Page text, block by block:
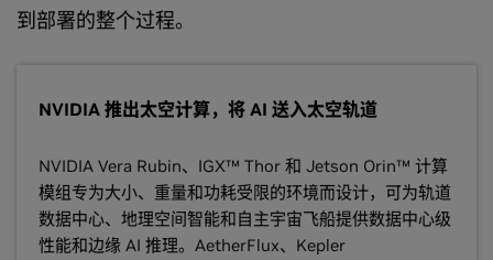
到部署的整个过程。
NVIDIA 推出太空计算，将 AI 送入太空轨道
NVIDIA Vera Rubin、IGX™ Thor 和 Jetson Orin™ 计算
模组专为大小、重量和功耗受限的环境而设计，可为轨道
数据中心、地理空间智能和自主宇宙飞船提供数据中心级
性能和边缘 AI 推理。AetherFlux、Kepler